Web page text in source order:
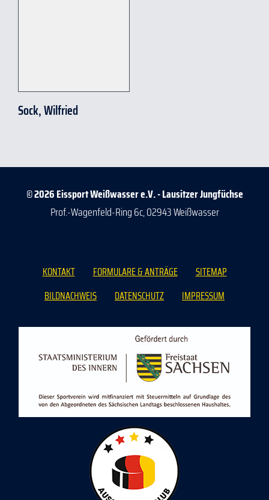
Sock, Wilfried
© 2026 Eissport Weißwasser e.V. - Lausitzer Jungfüchse
Prof.-Wagenfeld-Ring 6c, 02943 Weißwasser
KONTAKT FORMULARE & ANTRÄGE
SITEMAP
BILDNACHWEIS
DATENSCHUTZ IMPRESSUM